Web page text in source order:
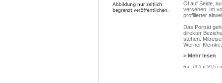
Öl auf Seide,
versehen. Im
profilierter
Das Porträt
direkter
stehen.
Werner
> Mehr lesen
Ra. 73,5 x 59,5